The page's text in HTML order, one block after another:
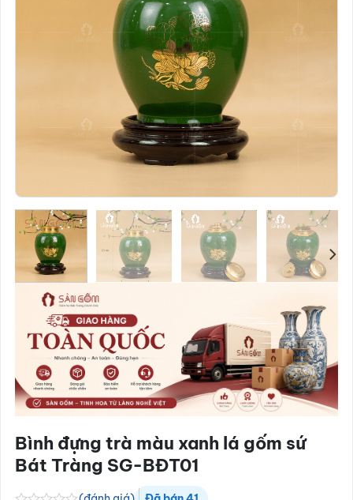
Bình đựng trà màu xanh lá gốm sứ
Bát Tràng SG-BĐT01